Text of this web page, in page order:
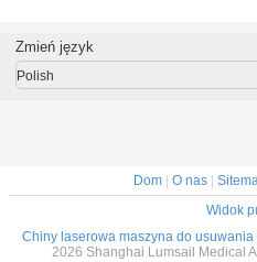
Zmień język
Polish
Dom | O nas |
Widok
Chiny laserowa maszyna do usuwania
2026 Shanghai Lumsail Medical